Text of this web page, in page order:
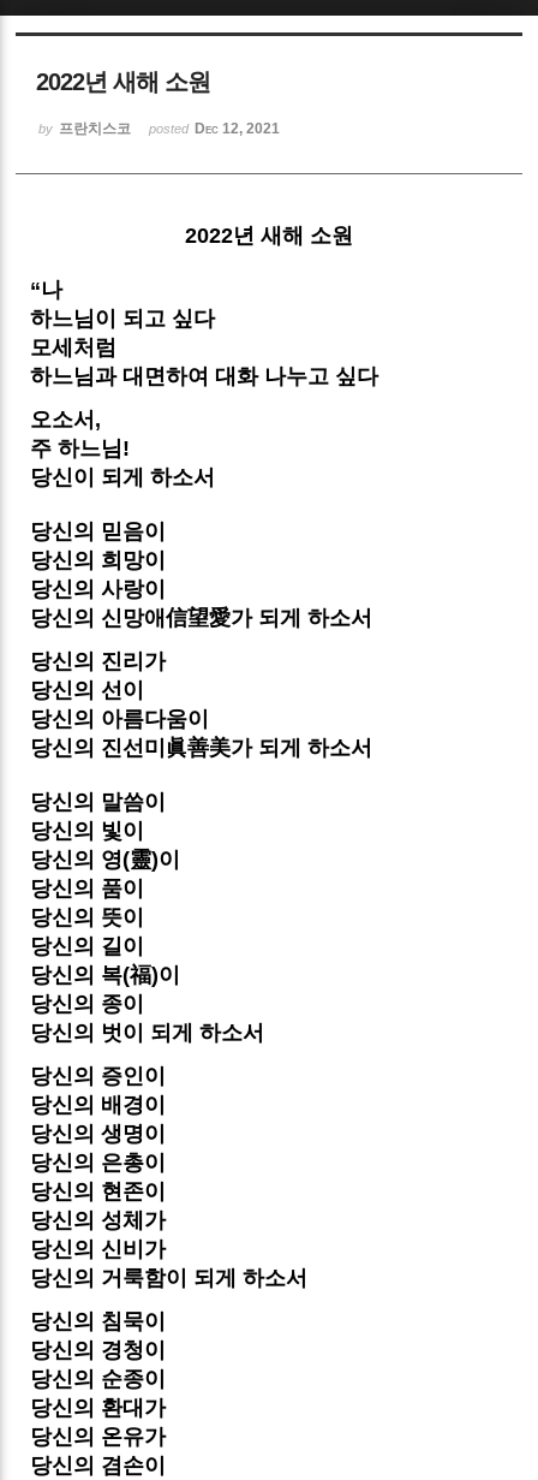
2022년 새해 소원
by 프란치스코 posted Dec 12, 2021
2022년 새해 소원
“나
하느님이 되고 싶다
모세처럼
하느님과 대면하여 대화 나누고 싶다
오소서,
주 하느님!
당신이 되게 하소서
당신의 믿음이
당신의 희망이
당신의 사랑이
당신의 신망애信望愛가 되게 하소서
당신의 진리가
당신의 선이
당신의 아름다움이
당신의 진선미眞善美가 되게 하소서
당신의 말씀이
당신의 빛이
당신의 영(靈)이
당신의 품이
당신의 뜻이
당신의 길이
당신의 복(福)이
당신의 종이
당신의 벗이 되게 하소서
당신의 증인이
당신의 배경이
당신의 생명이
당신의 은총이
당신의 현존이
당신의 성체가
당신의 신비가
당신의 거룩함이 되게 하소서
당신의 침묵이
당신의 경청이
당신의 순종이
당신의 환대가
당신의 온유가
당신의 겸손이
Sketchbook5, 스케치북5
Sketchbook5, 스케치북5